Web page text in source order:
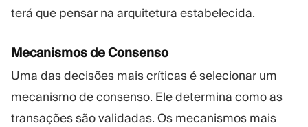
terá que pensar na arquitetura estabelecida.
Mecanismos de Consenso
Uma das decisões mais críticas é selecionar um
mecanismo de consenso. Ele determina como as
transações são validadas. Os mecanismos mais